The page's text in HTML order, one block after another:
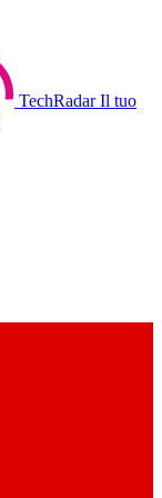
TechRadar Il tuo